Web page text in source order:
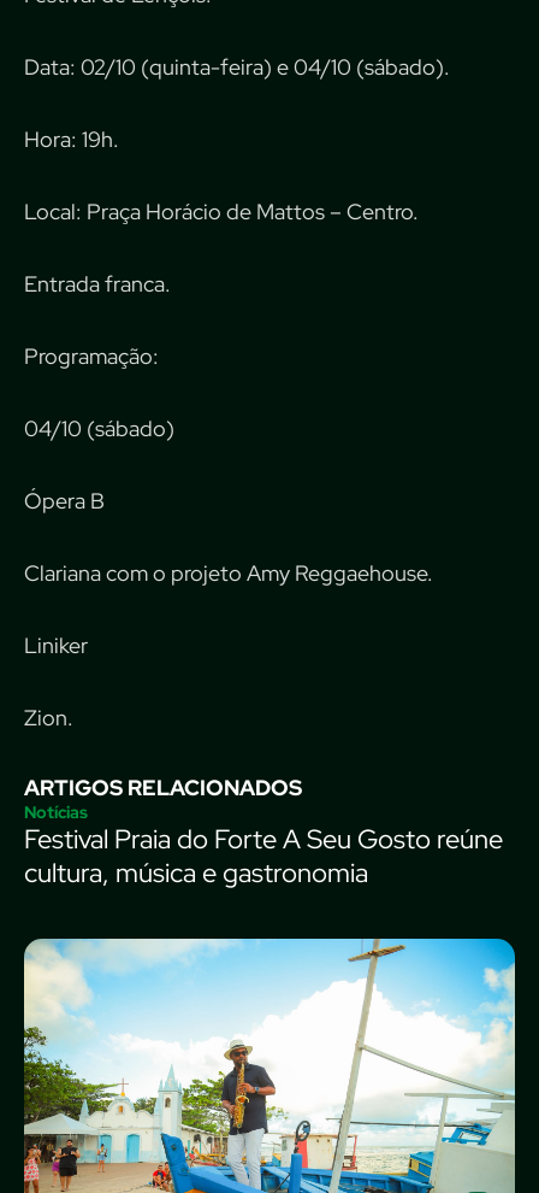
Data: 02/10 (quinta-feira) e 04/10 (sábado).
Hora: 19h.
Local: Praça Horácio de Mattos – Centro.
Entrada franca.
Programação:
04/10 (sábado)
Ópera B
Clariana com o projeto Amy Reggaehouse.
Liniker
Zion.
ARTIGOS RELACIONADOS
Notícias
Festival Praia do Forte A Seu Gosto reúne
cultura, música e gastronomia